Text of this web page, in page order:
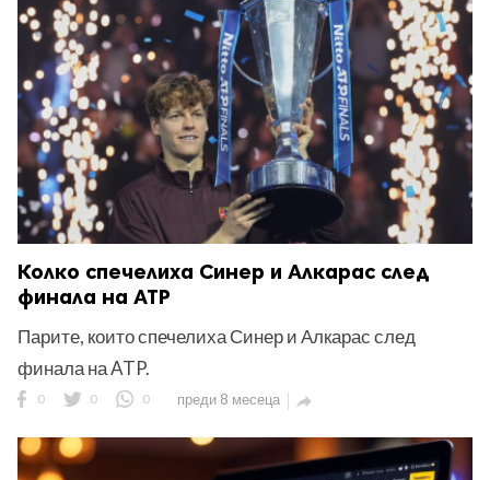
Колко спечелиха Синер и Алкарас след
финала на ATP
Парите, които спечелиха Синер и Алкарас след
финала на ATP.
0 0 0 преди 8 месеца 